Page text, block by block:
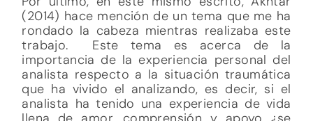
(2014) hace mención de un tema que me ha
rondado la cabeza mientras realizaba este
trabajo. Este tema es acerca de la
importancia de la experiencia personal del
analista respecto a la situación traumática
que ha vivido el analizando, es decir, si el
analista ha tenido una experiencia de vida